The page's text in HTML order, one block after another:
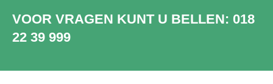
VOOR VRAGEN KUNT U BELLEN: 018
22 39 999